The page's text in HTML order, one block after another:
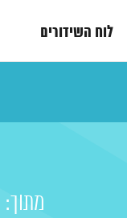
לוח השידורים
מתוך: